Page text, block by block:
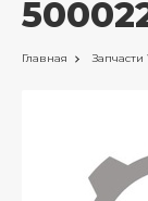
Главная Запчасти